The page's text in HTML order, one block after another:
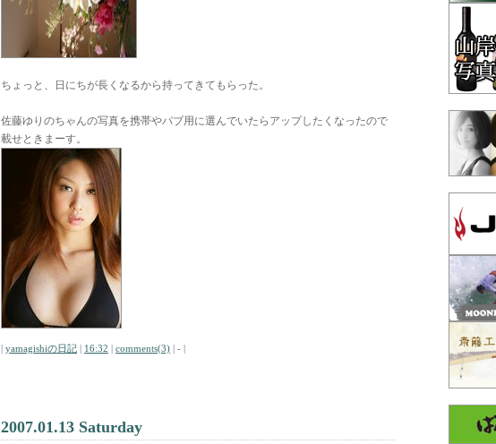
ちょっと、日にちが長くなるから持ってきてもらった。
佐藤ゆりのちゃんの写真を携帯やパブ用に選んでいたらアップしたくなったので
載せときまーす。
| yamagishiの日記 | 16:32 | comments(3) | - |
2007.01.13 Saturday